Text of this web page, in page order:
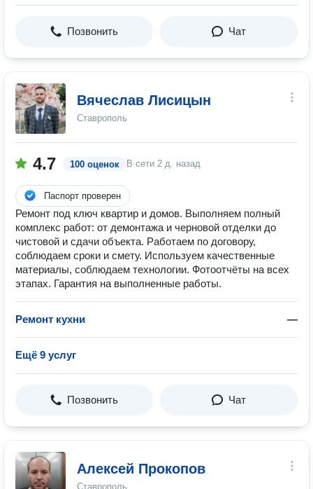
Позвонить Чат
Вячеслав Лисицын
Ставрополь
4.7 100 оценок В сети 2 д. назад
Паспорт проверен
Ремонт под ключ квартир и домов. Выполняем полный
комплекс работ: от демонтажа и черновой отделки до
чистовой и сдачи объекта. Работаем по договору,
соблюдаем сроки и смету. Используем качественные
материалы, соблюдаем технологии. Фотоотчёты на всех
этапах. Гарантия на выполненные работы.
Ремонт кухни —
Ещё 9 услуг
Позвонить Чат
Алексей Прокопов
Ставрополь